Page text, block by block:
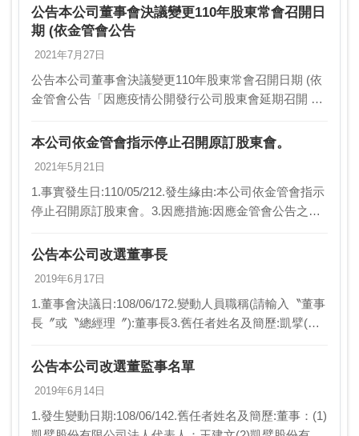
公司為額度管理銀行之授信銀行團3.…
公告本公司董事會決議變更110年股東常會召開日
期 (依金管會公告
2021年7月27日
公告本公司董事會決議變更110年股東常會召開日期 (依
金管會公告「因應疫情公開發行公司股東會延期召開 相
金管會公告之「因應疫情公開發…
本公司依金管會指示停止召開原訂股東會。
2021年5月21日
1.事實發生日:110/05/212.發生緣由:本公司依金管會指示
停止召開原訂股東會。3.因應措施:因應金管會公告之
故本公司停止召開原訂股東會，後續將…
公告本公司改選董事長
2019年6月17日
1.董事會決議日:108/06/172.變動人員職稱(請輸入〝董事
長〞或〝總經理〞):董事長3.舊任者姓名及簡歷:凱擘(股)
者姓名及簡歷:凱擘(…
公告本公司改選董監事名單
2019年6月14日
1.發生變動日期:108/06/142.舊任者姓名及簡歷:董事：(1)